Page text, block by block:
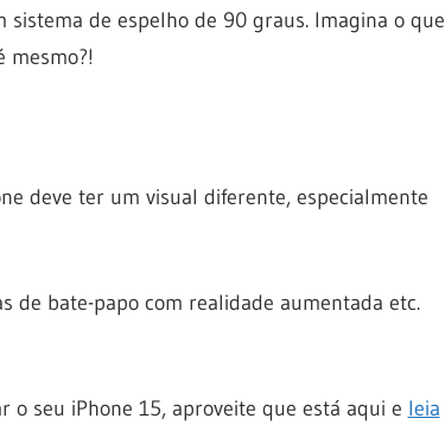
de espelho de 90 graus. Imagina o que
mesmo?!
deve ter um visual diferente, especialmente
de bate-papo com realidade aumentada etc.
seu iPhone 15, aproveite que está aqui e leia